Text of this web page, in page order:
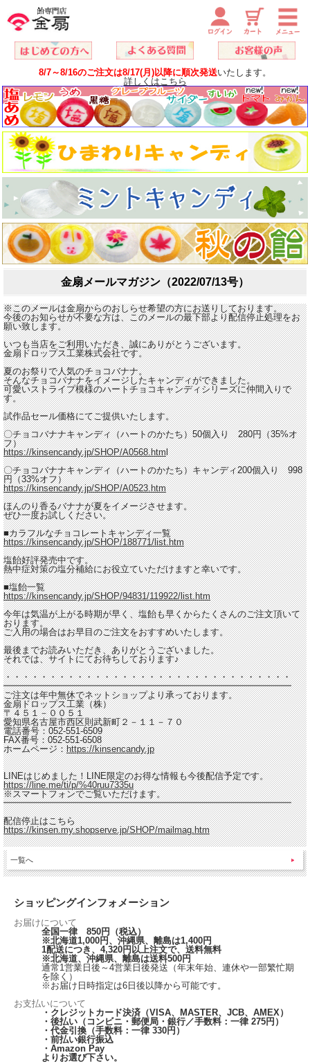
8/7～8/16のご注文は8/17(月)以降に順次発送いたします。
詳しくはこちら
金扇メールマガジン（2022/07/13号）
※このメールは金扇からのおしらせ希望の方にお送りしております。
今後のお知らせが不要な方は、このメールの最下部より配信停止処理をお
願い致します。
いつも当店をご利用いただき、誠にありがとうございます。
金扇ドロップス工業株式会社です。
夏のお祭りで人気のチョコバナナ。
そんなチョコバナナをイメージしたキャンディができました。
可愛いストライプ模様のハートチョコキャンディシリーズに仲間入りで
す。
試作品セール価格にてご提供いたします。
〇チョコバナナキャンディ（ハートのかたち）50個入り 280円（35%オ
フ）
https://kinsencandy.jp/SHOP/A0568.html
〇チョコバナナキャンディ（ハートのかたち）キャンディ200個入り 998
円（33%オフ）
https://kinsencandy.jp/SHOP/A0523.htm
ほんのり香るバナナが夏をイメージさせます。
ぜひ一度お試しください。
■カラフルなチョコレートキャンディ一覧
https://kinsencandy.jp/SHOP/188771/list.htm
塩飴好評発売中です。
熱中症対策の塩分補給にお役立ていただけますと幸いです。
■塩飴一覧
https://kinsencandy.jp/SHOP/94831/119922/list.htm
今年は気温が上がる時期が早く、塩飴も早くからたくさんのご注文頂いて
おります。
ご入用の場合はお早目のご注文をおすすめいたします。
最後までお読みいただき、ありがとうございました。
それでは、サイトにてお待ちしております♪
・・・・・・・・・・・・・・・・・・・・・・・・・・・・・・・・
━━━━━━━━━━━━━━━━━━━━━━━━━━━━━━━━
ご注文は年中無休でネットショップより承っております。
金扇ドロップス工業（株）
〒４５１－００５１
愛知県名古屋市西区則武新町２－１１－７０
電話番号：052-551-6509
FAX番号：052-551-6508
ホームページ：https://kinsencandy.jp
LINEはじめました！LINE限定のお得な情報も今後配信予定です。
https://line.me/ti/p/%40ruu7335u
※スマートフォンでご覧いただけます。
━━━━━━━━━━━━━━━━━━━━━━━━━━━━━━━━
配信停止はこちら
https://kinsen.my.shopserve.jp/SHOP/mailmag.htm
一覧へ
ショッピングインフォメーション
お届けについて
全国一律 850円（税込）
※北海道1,000円、沖縄県、離島は1,400円
1配送につき、4,320円以上注文で、送料無料
※北海道、沖縄県、離島は送料500円
通常1営業日後～4営業日後発送（年末年始、連休や一部繁忙期
を除く）
※お届け日時指定は6日後以降から可能です。
お支払いについて
・クレジットカード決済（VISA、MASTER、JCB、AMEX）
・後払い（コンビニ・郵便局・銀行／手数料：一律 275円）
・代金引換（手数料：一律 330円）
・前払い銀行振込
・Amazon Pay
よりお選び下さい。